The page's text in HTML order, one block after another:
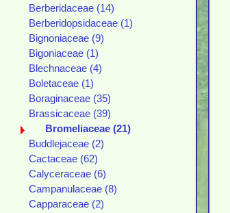
Berberidaceae (14)
Berberidopsidaceae (1)
Bignoniaceae (9)
Bigoniaceae (1)
Blechnaceae (4)
Boletaceae (1)
Boraginaceae (35)
Brassicaceae (39)
Bromeliaceae (21)
Buddlejaceae (2)
Cactaceae (62)
Calyceraceae (6)
Campanulaceae (8)
Capparaceae (2)